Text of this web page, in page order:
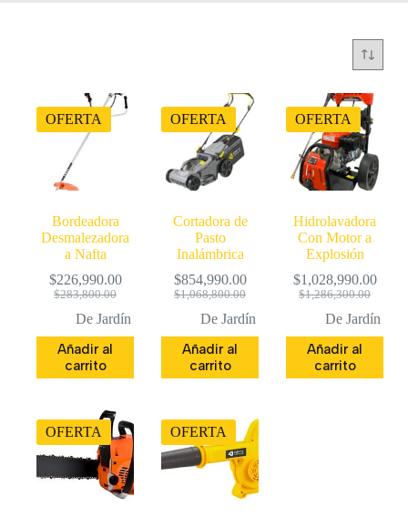
OFERTA
Bordeadora
Desmalezadora
a Nafta
$283,800.00
El
original
era:
$283,800.00.
$226,990.00
El
actual
es:
$226,990.00.
De Jardín
Añadir al
carrito
OFERTA
Cortadora de
Pasto
Inalámbrica
$1,068,800.00
El
original
era:
$1,068,800.00.
$854,990.00
El
actual
es:
$854,990.00.
De Jardín
Añadir al
carrito
OFERTA
Hidrolavadora
Con Motor a
Explosión
$1,286,300.00
El
original
era:
$1,028,990.00
El
actual
es:
De Jardín
Añadir al
carrito
OFERTA OFERTA